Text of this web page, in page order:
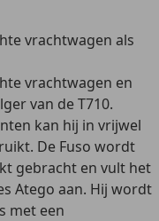
vrachtwagen als
vrachtwagen en
van de T710.
kan hij in vrijwel
De Fuso wordt
gebracht en vult het
Atego aan. Hij wordt
met een